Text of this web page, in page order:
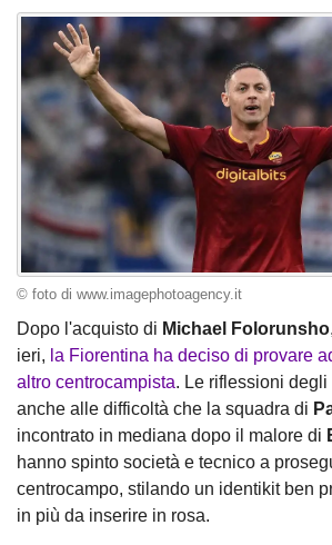
© foto di www.imagephotoagency.it
Dopo l'acquisto di Michael Folorunsho
ieri, la Fiorentina ha deciso di provare
altro centrocampista. Le riflessioni
anche alle difficoltà che la squadra di
incontrato in mediana dopo il malore di
hanno spinto società e tecnico a
centrocampo, stilando un identikit ben
in più da inserire in rosa.